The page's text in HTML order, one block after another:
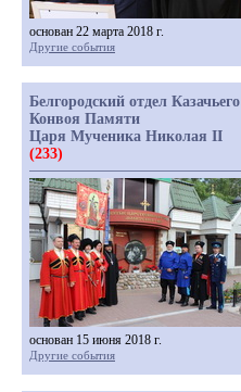
основан 22 марта 2018 г.
Другие события
Белгородский отдел Казачьего
Конвоя Памяти
Царя Мученика Николая II
(233)
основан 15 июня 2018 г.
Другие события